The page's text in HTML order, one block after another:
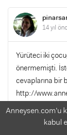
14 yıl
Yürüteci iki
önermemişti.
cevaplarına bir
http://
Anneysen.com'u
kabul